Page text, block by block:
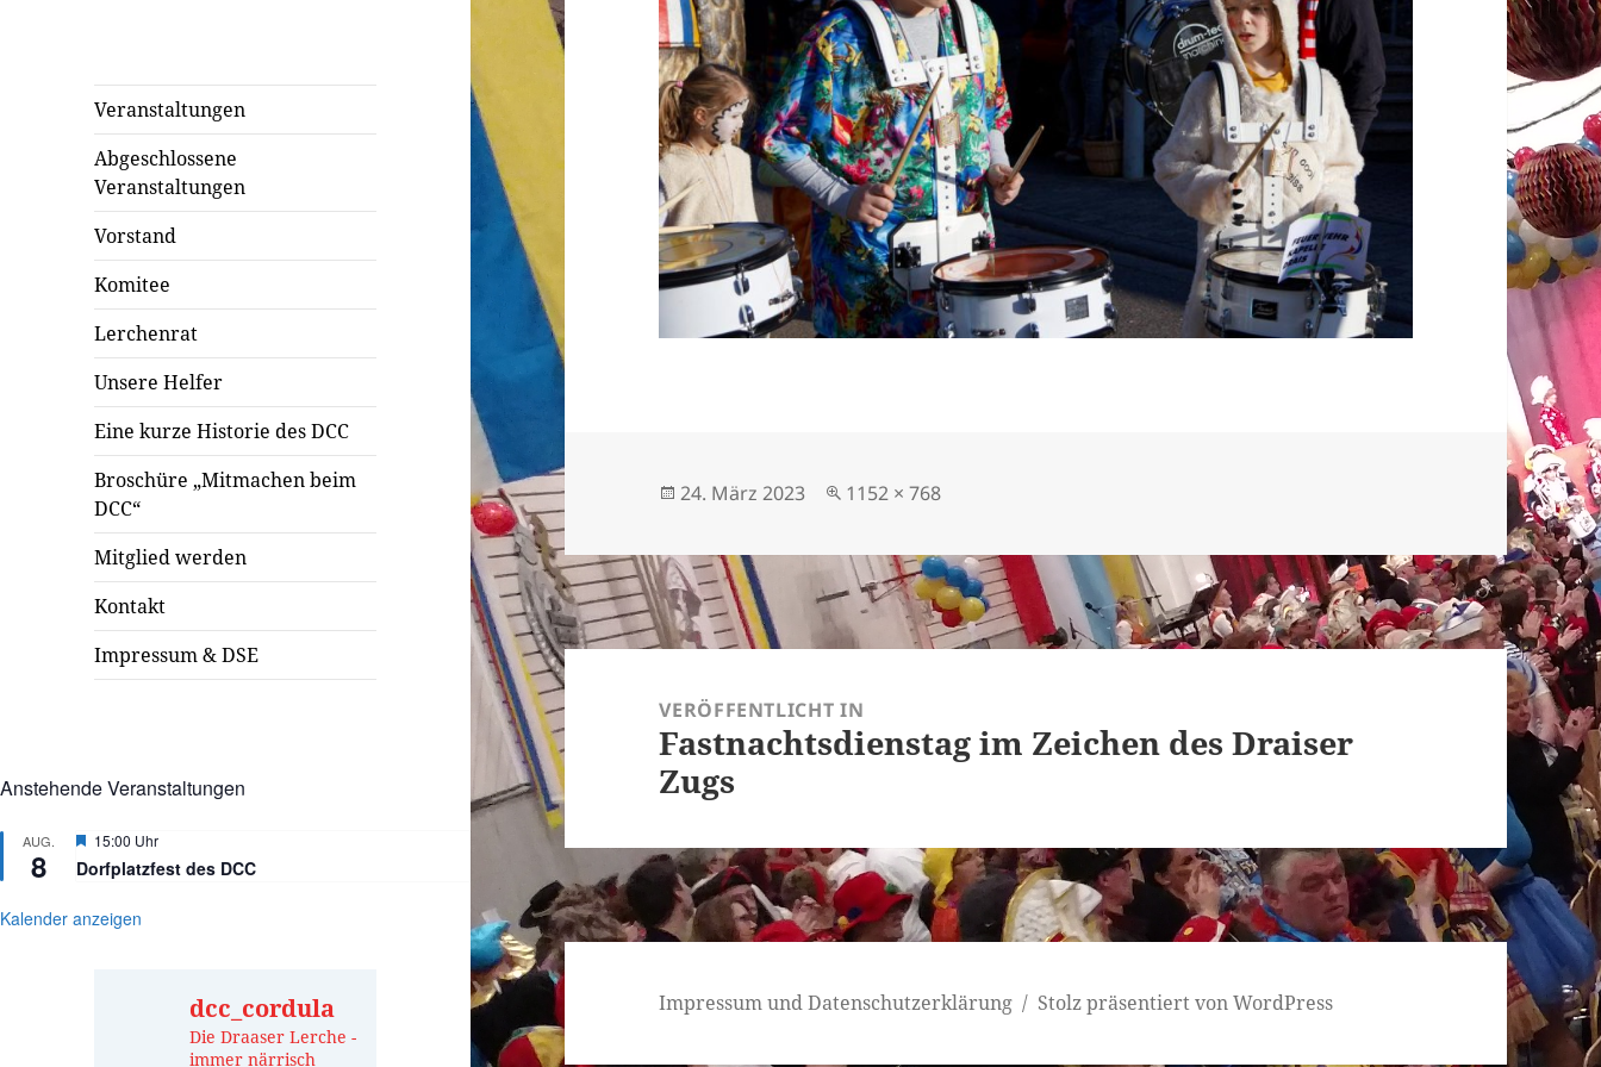
Veranstaltungen
Abgeschlossene
Veranstaltungen
Vorstand
Komitee
Lerchenrat
Unsere Helfer
Eine kurze Historie des DCC
Broschüre „Mitmachen beim
DCC“
Mitglied werden
Kontakt
Impressum & DSE
Anstehende Veranstaltungen
AUG.
8
Hervorgehoben
15:00 Uhr
Dorfplatzfest des DCC
Kalender anzeigen
dcc_cordula
Die Draaser Lerche -
immer närrisch
Veröffentlicht
24. März 2023 Originalgröße
1152 × 768
Beitragsnavigation
VERÖFFENTLICHT IN
Fastnachtsdienstag im Zeichen des Draiser
Zugs
Impressum und Datenschutzerklärung Stolz präsentiert von WordPress